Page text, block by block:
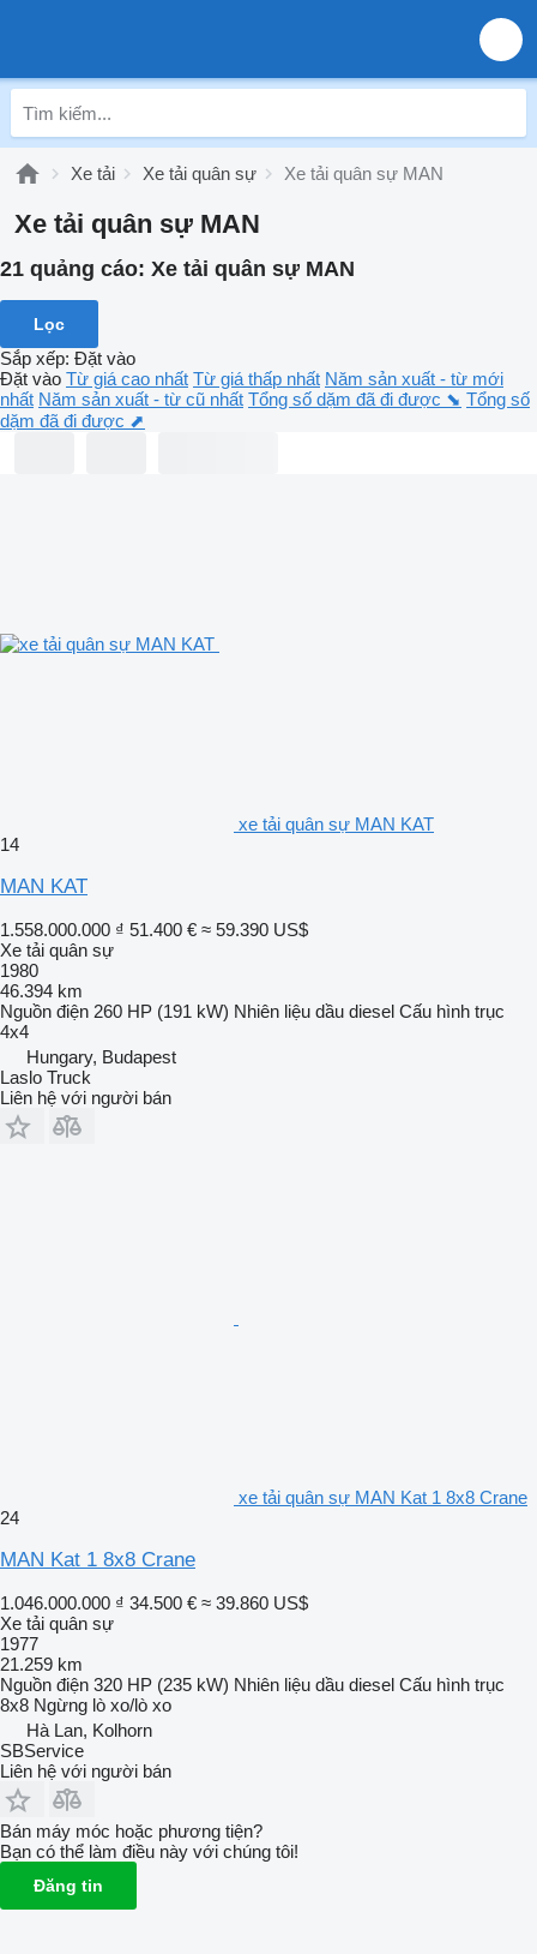
Xe tải Xe tải quân sự Xe tải quân sự MAN
Xe tải quân sự MAN
21 quảng cáo: Xe tải quân sự MAN
Lọc
Sắp xếp: Đặt vào
Đặt vào Từ giá cao nhất Từ giá thấp nhất Năm sản xuất - từ mới
nhất Năm sản xuất - từ cũ nhất Tổng số dặm đã đi được ⬊ Tổng số
dặm đã đi được ⬈
xe tải quân sự MAN KAT
14
MAN KAT
1.558.000.000 ₫ 51.400 € ≈ 59.390 US$
Xe tải quân sự
1980
46.394 km
Nguồn điện 260 HP (191 kW) Nhiên liệu dầu diesel Cấu hình trục
4x4
Hungary, Budapest
Laslo Truck
Liên hệ với người bán
xe tải quân sự MAN Kat 1 8x8 Crane
24
MAN Kat 1 8x8 Crane
1.046.000.000 ₫ 34.500 € ≈ 39.860 US$
Xe tải quân sự
1977
21.259 km
Nguồn điện 320 HP (235 kW) Nhiên liệu dầu diesel Cấu hình trục
8x8 Ngừng lò xo/lò xo
Hà Lan, Kolhorn
SBService
Liên hệ với người bán
Bán máy móc hoặc phương tiện?
Bạn có thể làm điều này với chúng tôi!
Đăng tin